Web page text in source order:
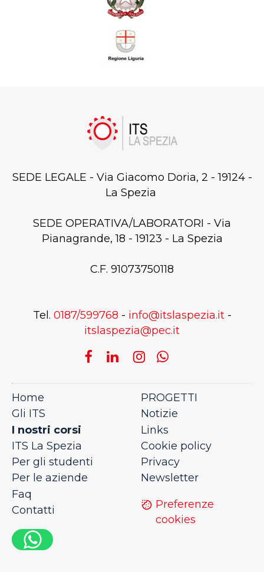
SEDE LEGALE - Via Giacomo Doria, 2 - 19124 -
La Spezia
SEDE OPERATIVA/LABORATORI - Via
Pianagrande, 18 - 19123 - La Spezia
C.F. 91073750118
Tel. 0187/599768 - info@itslaspezia.it-
itslaspezia@pec.it
Home
Gli ITS
I nostri corsi
ITS La Spezia
Per gli studenti
Per le aziende
Faq
Contatti
PROGETTI
Notizie
Links
Cookie policy
Privacy
Newsletter
Preferenze
cookies
0,5056